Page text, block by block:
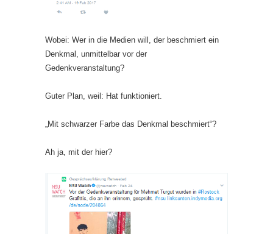
Wobei: Wer in die Medien will, der beschmiert ein
Denkmal, unmittelbar vor der
Gedenkveranstaltung?
Guter Plan, weil: Hat funktioniert.
„Mit schwarzer Farbe das Denkmal beschmiert“?
Ah ja, mit der hier?